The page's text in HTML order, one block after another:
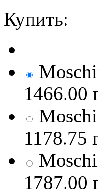
Купить:
1466.00
1178.75
1787.00